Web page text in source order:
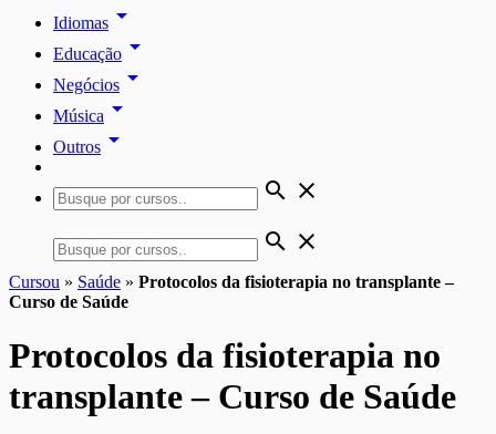
Idiomas arrow_drop_down
Educação arrow_drop_down
Negócios arrow_drop_down
Música arrow_drop_down
Outros arrow_drop_down
search close
search close
Cursou » Saúde » Protocolos da fisioterapia no transplante –
Curso de Saúde
Protocolos da fisioterapia no
transplante – Curso de Saúde